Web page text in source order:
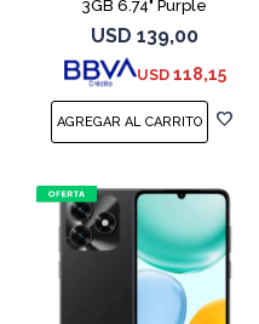
3GB 6.74" Purple
USD 139,00
USD 118,15